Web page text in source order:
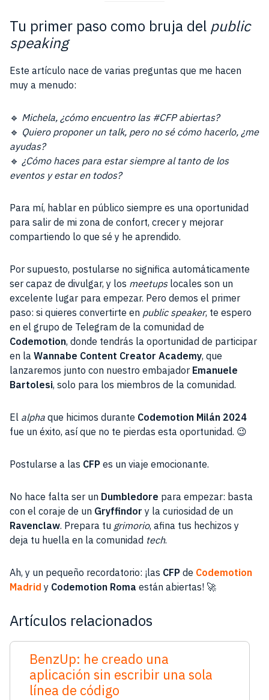
Tu primer paso como bruja del public
speaking
Este artículo nace de varias preguntas que me hacen
muy a menudo:
🔹 Michela, ¿cómo encuentro las #CFP abiertas?
🔹 Quiero proponer un talk, pero no sé cómo hacerlo, ¿me
ayudas?
🔹 ¿Cómo haces para estar siempre al tanto de los
eventos y estar en todos?
Para mí, hablar en público siempre es una oportunidad
para salir de mi zona de confort, crecer y mejorar
compartiendo lo que sé y he aprendido.
Por supuesto, postularse no significa automáticamente
ser capaz de divulgar, y los meetupslocales son un
excelente lugar para empezar. Pero demos el primer
paso: si quieres convertirte en public speaker, te espero
en el grupo de Telegram de la comunidad de
Codemotion, donde tendrás la oportunidad de participar
en la Wannabe Content Creator Academy, que
lanzaremos junto con nuestro embajador Emanuele
Bartolesi, solo para los miembros de la comunidad.
El alpha que hicimos durante Codemotion Milán 2024
fue un éxito, así que no te pierdas esta oportunidad. 😉
Postularse a las CFP es un viaje emocionante.
No hace falta ser un Dumbledore para empezar: basta
con el coraje de un Gryffindor y la curiosidad de un
Ravenclaw. Prepara tu grimorio, afina tus hechizos y
deja tu huella en la comunidad tech.
Ah, y un pequeño recordatorio: ¡las CFP de Codemotion
Madrid y Codemotion Roma están abiertas! 🚀
Artículos relacionados
BenzUp: he creado una
aplicación sin escribir una sola
línea de código